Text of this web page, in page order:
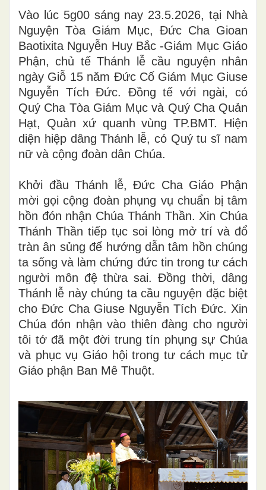
Vào lúc 5g00 sáng nay 23.5.2026, tại Nhà
Nguyện Tòa Giám Mục, Đức Cha Gioan
Baotixita Nguyễn Huy Bắc -Giám Mục Giáo
Phận, chủ tế Thánh lễ cầu nguyện nhân
ngày Giỗ 15 năm Đức Cố Giám Mục Giuse
Nguyễn Tích Đức. Đồng tế với ngài, có
Quý Cha Tòa Giám Mục và Quý Cha Quản
Hạt, Quản xứ quanh vùng TP.BMT. Hiện
diện hiệp dâng Thánh lễ, có Quý tu sĩ nam
nữ và cộng đoàn dân Chúa.
Khởi đầu Thánh lễ, Đức Cha Giáo Phận
mời gọi cộng đoàn phụng vụ chuẩn bị tâm
hồn đón nhận Chúa Thánh Thần. Xin Chúa
Thánh Thần tiếp tục soi lòng mở trí và đổ
tràn ân sủng để hướng dẫn tâm hồn chúng
ta sống và làm chứng đức tin trong tư cách
người môn đệ thừa sai. Đồng thời, dâng
Thánh lễ này chúng ta cầu nguyện đặc biệt
cho Đức Cha Giuse Nguyễn Tích Đức. Xin
Chúa đón nhận vào thiên đàng cho người
tôi tớ đã một đời trung tín phụng sự Chúa
và phục vụ Giáo hội trong tư cách mục tử
Giáo phận Ban Mê Thuột.